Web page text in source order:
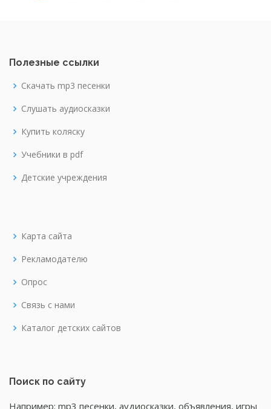
Полезные ссылки
Скачать mp3 песенки
Слушать аудиосказки
Купить коляску
Учебники в pdf
Детские учреждения
Карта сайта
Рекламодателю
Опрос
Связь с нами
Каталог детских сайтов
Поиск по сайту
Например: mp3 песенки, аудиосказки, объявления, игры